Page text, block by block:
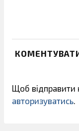
Щоб відправити
авторизуватись.